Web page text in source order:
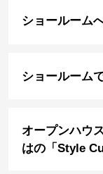
ショールーム
ショールーム
オープンハウ
はの「Style